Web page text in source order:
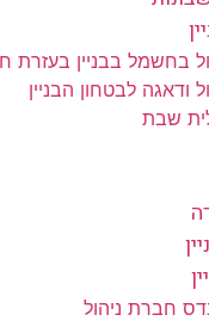
בחשמל בבניין בעזרת
ודאגה לבטחון הבניין
שבת
חברת ניהול